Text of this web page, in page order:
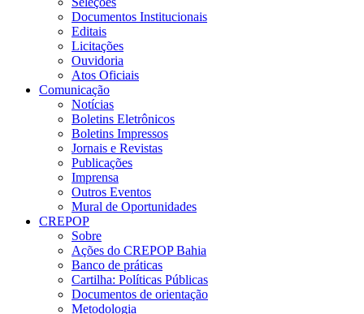
Documentos Institucionais
Editais
Licitações
Ouvidoria
Atos Oficiais
Comunicação
Notícias
Boletins Eletrônicos
Boletins Impressos
Jornais e Revistas
Publicações
Imprensa
Outros Eventos
Mural de Oportunidades
CREPOP
Sobre
Ações do CREPOP Bahia
Banco de práticas
Cartilha: Políticas Públicas
Documentos de orientação
Metodologia